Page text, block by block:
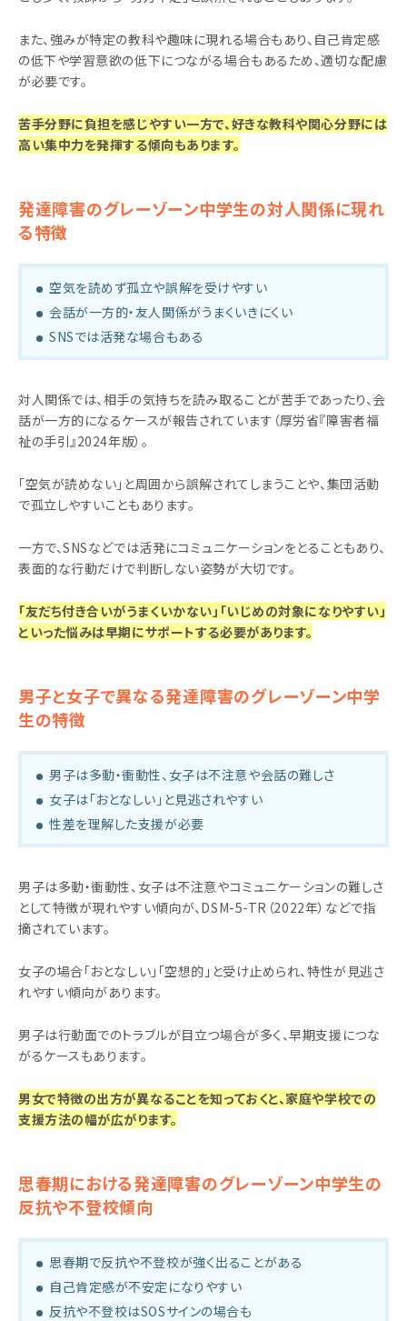
また、強みが特定の教科や趣味に現れる場合もあり、自己肯定感
の低下や学習意欲の低下につながる場合もあるため、適切な配慮
が必要です。
苦手分野に負担を感じやすい一方で、好きな教科や関心分野には
高い集中力を発揮する傾向もあります。
発達障害のグレーゾーン中学生の対人関係に現れ
る特徴
空気を読めず孤立や誤解を受けやすい
会話が一方的・友人関係がうまくいきにくい
SNSでは活発な場合もある
対人関係では、相手の気持ちを読み取ることが苦手であったり、会
話が一方的になるケースが報告されています（厚労省『障害者福
祉の手引』2024年版）。
「空気が読めない」と周囲から誤解されてしまうことや、集団活動
で孤立しやすいこともあります。
一方で、SNSなどでは活発にコミュニケーションをとることもあり、
表面的な行動だけで判断しない姿勢が大切です。
「友だち付き合いがうまくいかない」「いじめの対象になりやすい」
といった悩みは早期にサポートする必要があります。
男子と女子で異なる発達障害のグレーゾーン中学
生の特徴
男子は多動・衝動性、女子は不注意や会話の難しさ
女子は「おとなしい」と見逃されやすい
性差を理解した支援が必要
男子は多動・衝動性、女子は不注意やコミュニケーションの難しさ
として特徴が現れやすい傾向が、DSM-5-TR（2022年）などで指
摘されています。
女子の場合「おとなしい」「空想的」と受け止められ、特性が見逃さ
れやすい傾向があります。
男子は行動面でのトラブルが目立つ場合が多く、早期支援につな
がるケースもあります。
男女で特徴の出方が異なることを知っておくと、家庭や学校での
支援方法の幅が広がります。
思春期における発達障害のグレーゾーン中学生の
反抗や不登校傾向
思春期で反抗や不登校が強く出ることがある
自己肯定感が不安定になりやすい
反抗や不登校はSOSサインの場合も